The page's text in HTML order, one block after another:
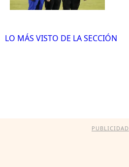
LO MÁS VISTO DE LA SECCIÓN
PUBLICIDAD